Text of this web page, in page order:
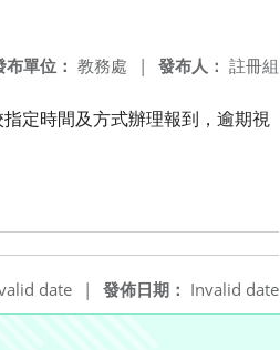
發布人： 註冊組
布單位： 教務處 |
定時間及方式辦理報到，逾期視
發佈日期： Invalid date
date |